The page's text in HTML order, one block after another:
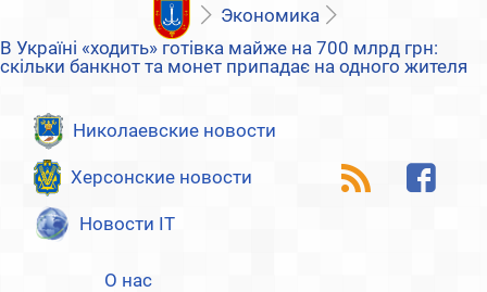
Экономика
В Україні «ходить» готівка майже на 700 млрд грн:
скільки банкнот та монет припадає на одного жителя
Николаевские новости
Херсонские новости
Новости IT
О нас